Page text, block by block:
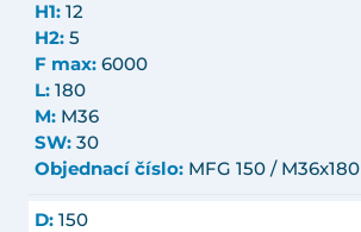
H1: 12
H2: 5
F max: 6000
L: 180
M: M36
SW: 30
Objednací číslo: MFG 150 / M36x180
D: 150